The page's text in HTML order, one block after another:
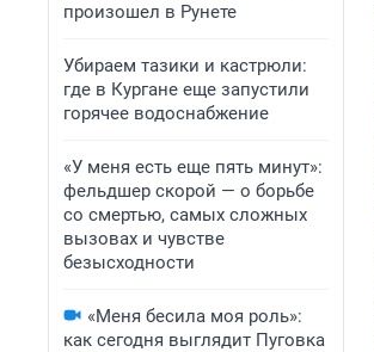
произошел в Рунете
Убираем тазики и кастрюли:
где в Кургане еще запустили
горячее водоснабжение
«У меня есть еще пять минут»:
фельдшер скорой — о борьбе
со смертью, самых сложных
вызовах и чувстве
безысходности
«Меня бесила моя роль»:
как сегодня выглядит Пуговка